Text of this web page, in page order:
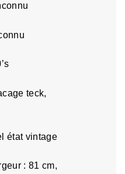
teck,
vintage
: 81 cm,